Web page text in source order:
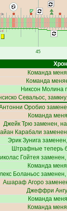
45
Команда
Команда
Никсон Молина
Севальос,
Оробио
Команда
Джейк Трюзаменен,
Карабали
Эрик Зунига
Штрафные теперь
Гойтея
Команда
Боланьосзаменен,
Ашараф Агоро
Джеффри
Команда
Команда